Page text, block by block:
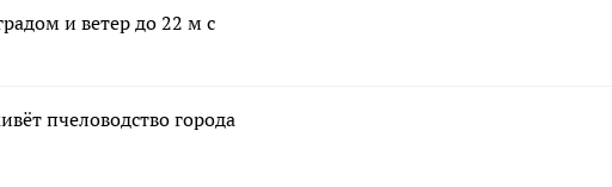
и ветер до 22 м с
пчеловодство города